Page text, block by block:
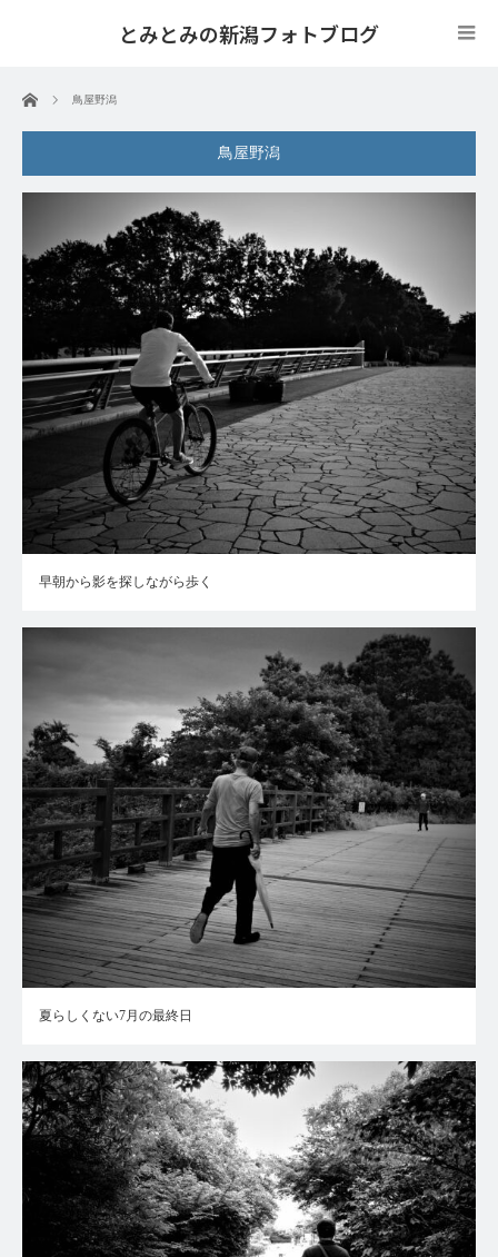
とみとみの新潟フォトブログ
ホーム 鳥屋野潟
鳥屋野潟
早朝から影を探しながら歩く
夏らしくない7月の最終日